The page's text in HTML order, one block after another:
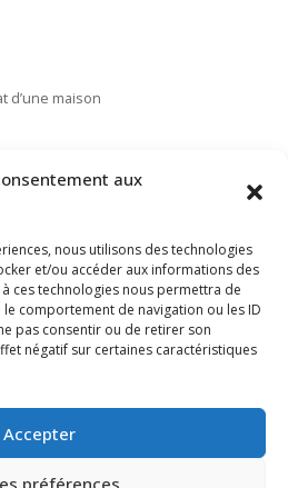
aux
nous utilisons des technologies
et/ou accéder aux informations des
ces technologies nous permettra de
comportement de navigation ou les ID
pas consentir ou de retirer son
négatif sur certaines caractéristiques
Accepter
préférences
d’une maison